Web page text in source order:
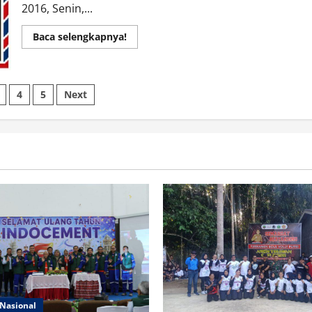
2016, Senin,...
Baca selengkapnya!Read
more
Baru
4 5 Next
Nasional